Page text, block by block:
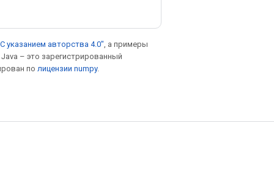
указанием авторства 4.0" , а примеры
. Java – это зарегистрированный
по лицензии numpy.